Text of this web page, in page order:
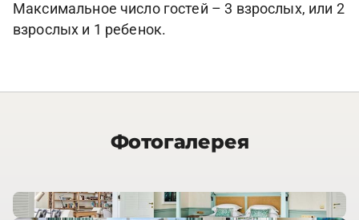
Максимальное число гостей – 3 взрослых, или 2
взрослых и 1 ребенок.
Фотогалерея